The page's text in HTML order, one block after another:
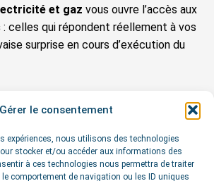
Gérer le consentement
expériences, nous utilisons des technologies
stocker et/ou accéder aux informations des
à ces technologies nous permettra de traiter
comportement de navigation ou les ID uniques
et gaz vous ouvre l’accès aux
: celles qui répondent réellement à vos
surprise en cours d’exécution du